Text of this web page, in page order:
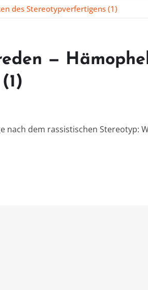
des Stereotypverfertigens (1)
—
nach dem rassistischen Stereotyp: